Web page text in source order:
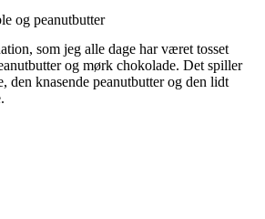
og peanutbutter
som jeg alle dage har været tosset
og mørk chokolade. Det spiller
den knasende peanutbutter og den lidt